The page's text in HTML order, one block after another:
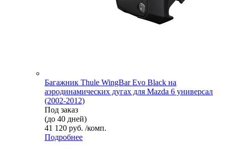
Багажник Thule WingBar Evo Black на
аэродинамических дугах для Mazda 6 универсал
(2002-2012)
Под заказ
(до 40 дней)
41 120 руб. /комп.
Подробнее